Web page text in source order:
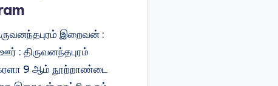
இறைவன் :
: திருவனந்தபுரம்
9 ஆம் நூற்றாண்டை